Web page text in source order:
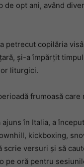
de opt ani, având
petrecut copilăria
și-a împărțit
liturgici.
frumoasă
ajuns în Italia, a
kickboxing,
scrie versuri și să
pe oră pentru